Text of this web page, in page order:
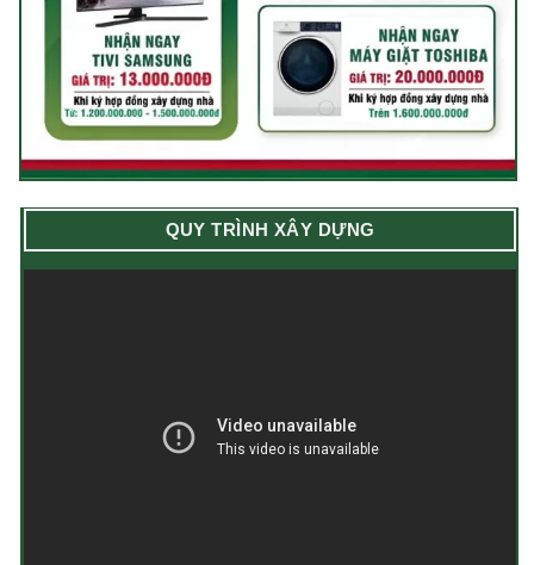
QUY TRÌNH XÂY DỰNG